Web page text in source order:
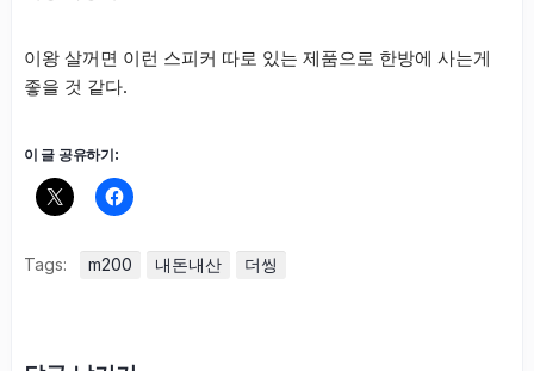
이왕 살꺼면 이런 스피커 따로 있는 제품으로 한방에 사는게
좋을 것 같다.
이 글 공유하기:
Tags: m200 내돈내산 더씽